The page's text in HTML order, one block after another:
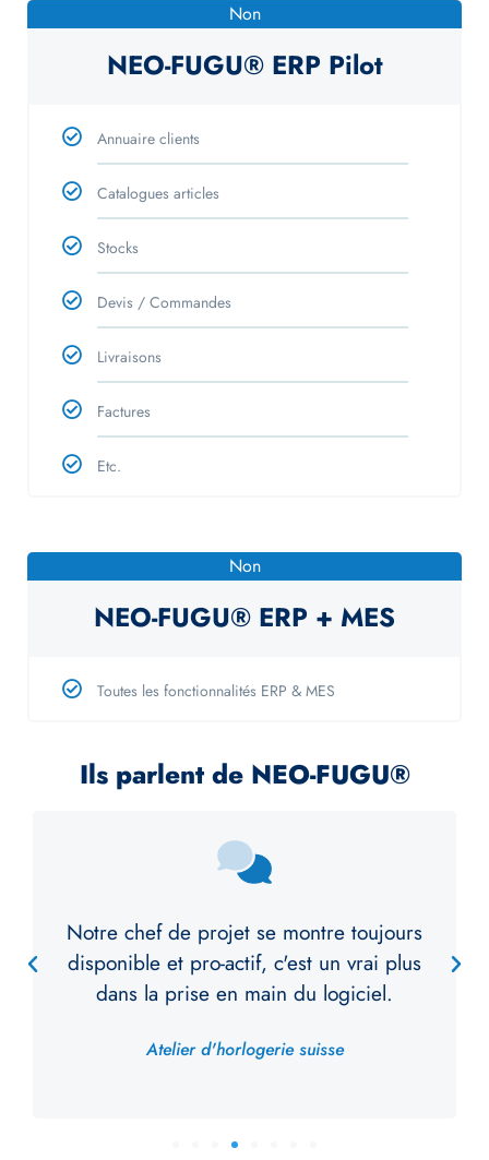
Non
NEO-FUGU® ERP Pilot
Annuaire clients
Catalogues articles
Stocks
Devis / Commandes
Livraisons
Factures
Etc.
Non
NEO-FUGU® ERP + MES
Toutes les fonctionnalités ERP & MES
Ils parlent de NEO-FUGU®
NEO-FUGU® s'est parfaitement adapté
aux spécificités de notre atelier et est
devenu indispensable chez nous. Merci à